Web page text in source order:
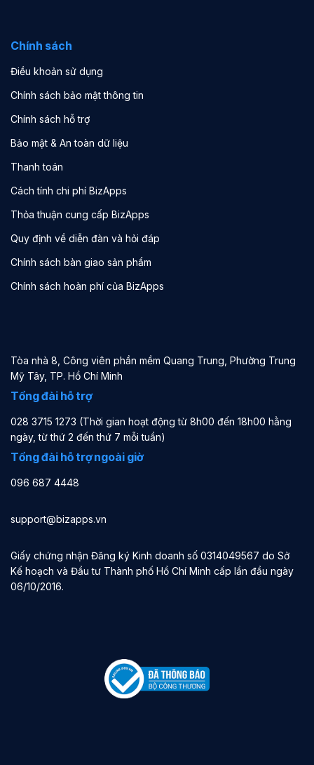
Chính sách
Điều khoản sử dụng
Chính sách bảo mật thông tin
Chính sách hỗ trợ
Bảo mật & An toàn dữ liệu
Thanh toán
Cách tính chi phí BizApps
Thỏa thuận cung cấp BizApps
Quy định về diễn đàn và hỏi đáp
Chính sách bàn giao sản phẩm
Chính sách hoàn phí của BizApps
Tòa nhà 8, Công viên phần mềm Quang Trung, Phường Trung
Mỹ Tây, TP. Hồ Chí Minh
Tổng đài hỗ trợ
028 3715 1273 (Thời gian hoạt động từ 8h00 đến 18h00 hằng
ngày, từ thứ 2 đến thứ 7 mỗi tuần)
Tổng đài hỗ trợ ngoài giờ
096 687 4448
support@bizapps.vn
Giấy chứng nhận Đăng ký Kinh doanh số 0314049567 do Sở
Kế hoạch và Đầu tư Thành phố Hồ Chí Minh cấp lần đầu ngày
06/10/2016.